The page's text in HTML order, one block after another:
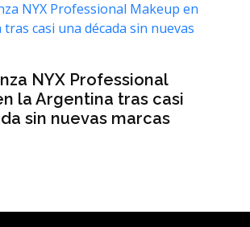
NYX Professional
la Argentina tras casi
sin nuevas marcas